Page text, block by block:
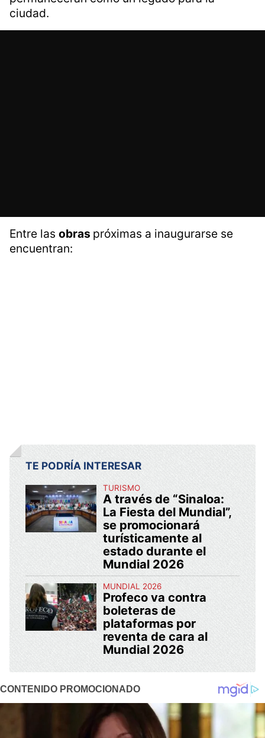
ciudad.
Entre las obras próximas a inaugurarse se
encuentran:
TE PODRÍA INTERESAR
TURISMO
A través de “Sinaloa:
La Fiesta del Mundial”,
se promocionará
turísticamente al
estado durante el
Mundial 2026
MUNDIAL 2026
Profeco va contra
boleteras de
plataformas por
reventa de cara al
Mundial 2026